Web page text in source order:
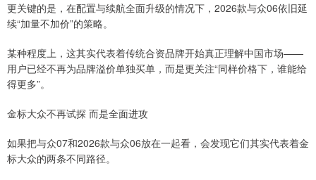
更关键的是，在配置与续航全面升级的情况下，2026款与众06依旧延
续“加量不加价”的策略。
某种程度上，这其实代表着传统合资品牌开始真正理解中国市场——
用户已经不再为品牌溢价单独买单，而是更关注“同样价格下，谁能给
得更多”。
金标大众不再试探 而是全面进攻
如果把与众07和2026款与众06放在一起看，会发现它们其实代表着金
标大众的两条不同路径。